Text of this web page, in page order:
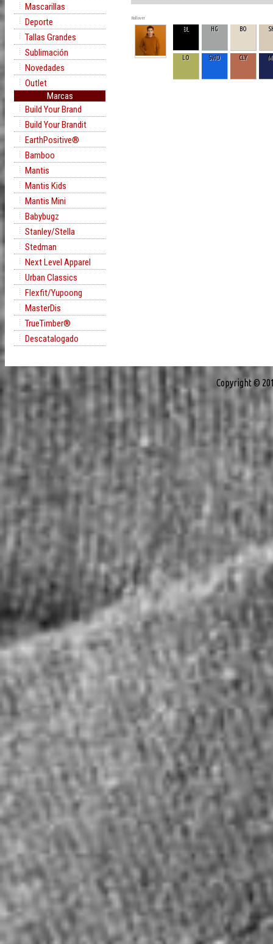
Mascarillas
Deporte
Tallas Grandes
Sublimación
Novedades
Outlet
Marcas
Build Your Brand
Build Your Brandit
EarthPositive®
Bamboo
Mantis
Mantis Kids
Mantis Mini
Babybugz
Stanley/Stella
Stedman
Next Level Apparel
Urban Classics
Flexfit/Yupoong
MasterDis
TrueTimber®
Descatalogado
Rollover
BL HG BO
LO SWD CLY
Copyright ©